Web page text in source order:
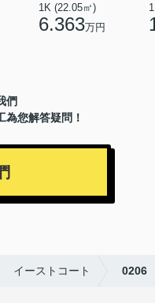
1K (22.05㎡)
6.363万円
們
為您解答疑問！
イーストコート 0206